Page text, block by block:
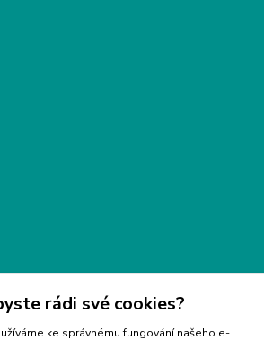
/ fakturace
- 16:00
rádi své cookies?
ke správnému fungování našeho e-